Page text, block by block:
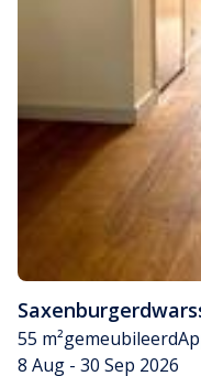
55 m²gemeubileerd
8 Aug - 30 Sep 2026